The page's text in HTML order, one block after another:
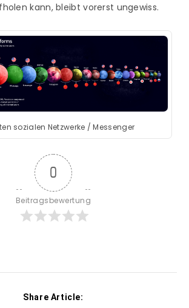
kann, bleibt vorerst ungewiss.
sozialen Netzwerke / Messenger
0
Beitragsbewertung
Share Article: